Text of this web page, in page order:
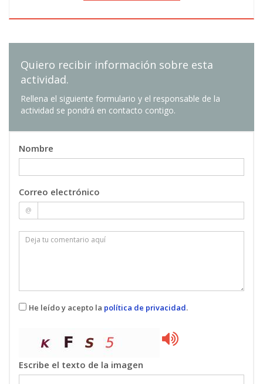
Quiero recibir información sobre esta
actividad.
Rellena el siguiente formulario y el responsable de la
actividad se pondrá en contacto contigo.
Nombre
Correo electrónico
@
He leído y acepto la política de privacidad.
Escribe el texto de la imagen